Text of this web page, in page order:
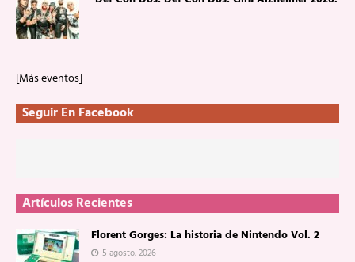
[Más eventos]
Seguir En Facebook
Artículos Recientes
Florent Gorges: La historia de Nintendo Vol. 2
5 agosto, 2026